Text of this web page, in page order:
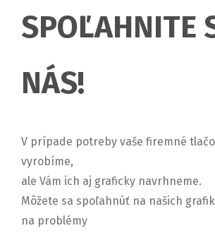
SPOĽAHNITE
NÁS!
V prípade potreby vaše firemné
vyrobíme,
ale Vám ich aj graficky navrhneme.
Môžete sa spoľahnúť na našich
na problémy